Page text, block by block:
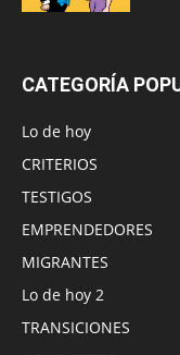
CATEGORÍA
Lo de hoy
CRITERIOS
TESTIGOS
EMPRENDEDORES
MIGRANTES
Lo de hoy 2
TRANSICIONES